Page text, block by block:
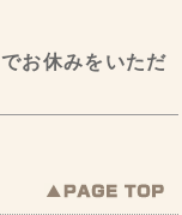
お休みをいただ